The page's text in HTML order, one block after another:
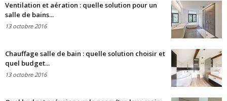
Ventilation et aération : quelle solution pour un
salle de bains...
13 octobre 2016
Chauffage salle de bain : quelle solution choisir et
quel budget...
13 octobre 2016